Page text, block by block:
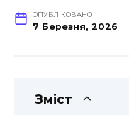
ОПУБЛІКОВАНО
7 Березня, 2026
Зміст